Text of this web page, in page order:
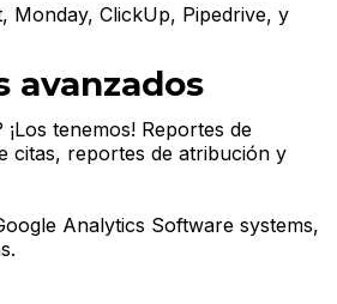
Monday, ClickUp, Pipedrive, y
avanzados
tenemos! Reportes de
citas, reportes de atribución y
Analytics Software systems,